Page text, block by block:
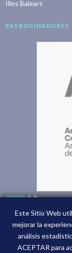
Illes Balears
PATROCINADORES
Este Sitio Web
mejorar la
análisis
ACEPTAR para